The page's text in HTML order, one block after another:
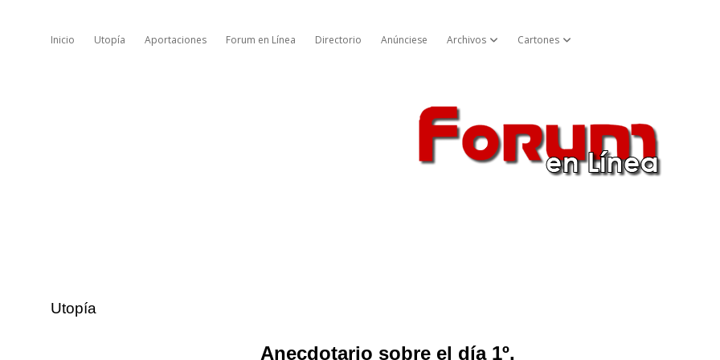
Inicio Utopía Aportaciones Forum en Línea Directorio Anúnciese Archivos Abrir menú cascada
Cartones Abrir menú cascada
Forum
en
Utopía
Anecdotario sobre el día 1º.